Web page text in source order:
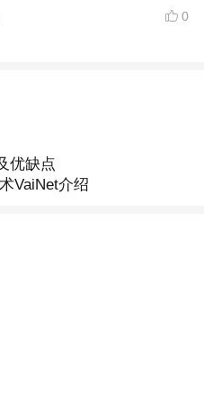
0
优缺点
VaiNet介绍